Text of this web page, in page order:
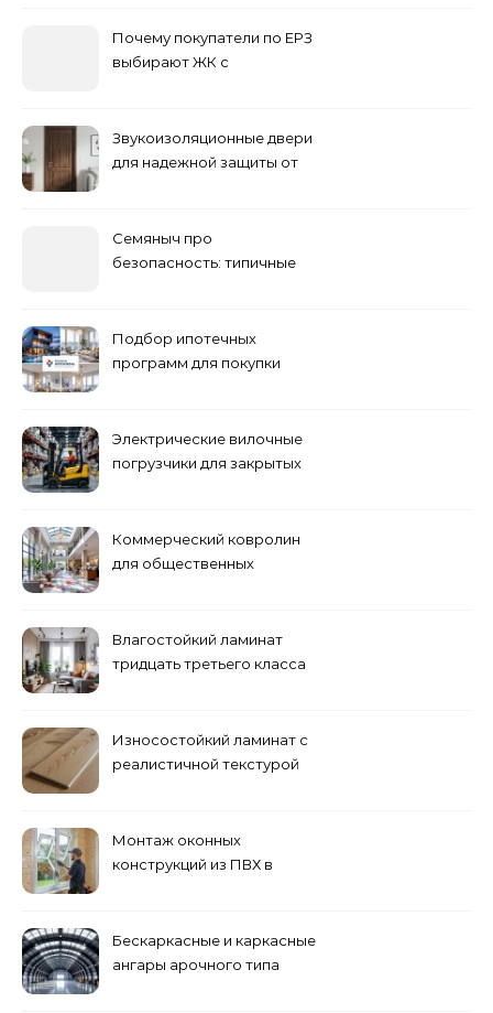
Почему покупатели по ЕРЗ
выбирают ЖК с
Звукоизоляционные двери
для надежной защиты от
Семяныч про
безопасность: типичные
Подбор ипотечных
программ для покупки
Электрические вилочные
погрузчики для закрытых
Коммерческий ковролин
для общественных
Влагостойкий ламинат
тридцать третьего класса
Износостойкий ламинат с
реалистичной текстурой
Монтаж оконных
конструкций из ПВХ в
Бескаркасные и каркасные
ангары арочного типа